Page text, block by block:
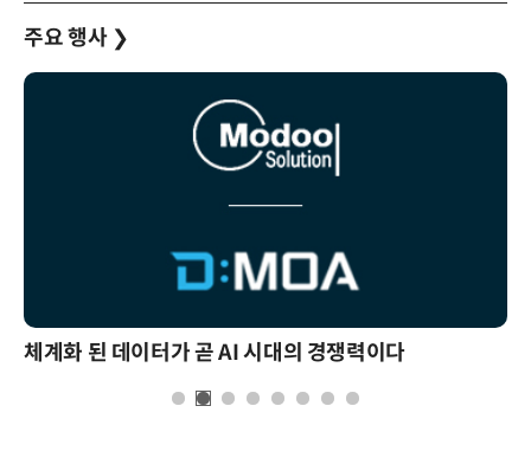
주요 행사 ❯
체계화 된 데이터가 곧 AI 시대의 경쟁력이다